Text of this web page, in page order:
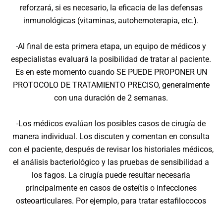
reforzará, si es necesario, la eficacia de las defensas
inmunológicas (vitaminas, autohemoterapia, etc.).
-Al final de esta primera etapa, un equipo de médicos y
especialistas evaluará la posibilidad de tratar al paciente.
Es en este momento cuando SE PUEDE PROPONER UN
PROTOCOLO DE TRATAMIENTO PRECISO, generalmente
con una duración de 2 semanas.
-Los médicos evalúan los posibles casos de cirugía de
manera individual. Los discuten y comentan en consulta
con el paciente, después de revisar los historiales médicos,
el análisis bacteriológico y las pruebas de sensibilidad a
los fagos. La cirugía puede resultar necesaria
principalmente en casos de osteítis o infecciones
osteoarticulares. Por ejemplo, para tratar estafilococos